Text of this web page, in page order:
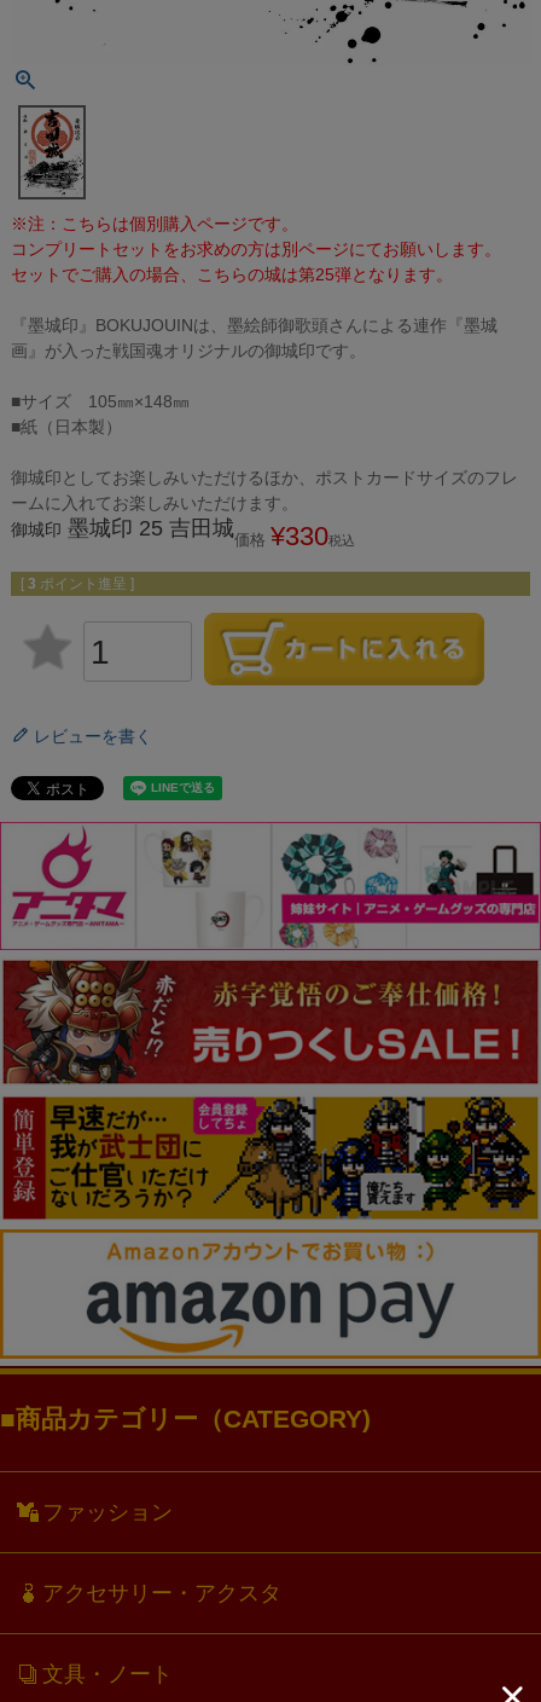
※注：こちらは個別購入ページです。
コンプリートセットをお求めの方は別ページにてお願いします。
セットでご購入の場合、こちらの城は第25弾となります。
『墨城印』BOKUJOUINは、墨絵師御歌頭さんによる連作『墨城
画』が入った戦国魂オリジナルの御城印です。
■サイズ 105㎜×148㎜
■紙（日本製）
御城印としてお楽しみいただけるほか、ポストカードサイズのフレ
ームに入れてお楽しみいただけます。
御城印 墨城印 25 吉田城価格 ¥330税込
[ 3 ポイント進呈 ]
レビューを書く
商品カテゴリー（CATEGORY)
ファッション
アクセサリー・アクスタ
文具・ノート